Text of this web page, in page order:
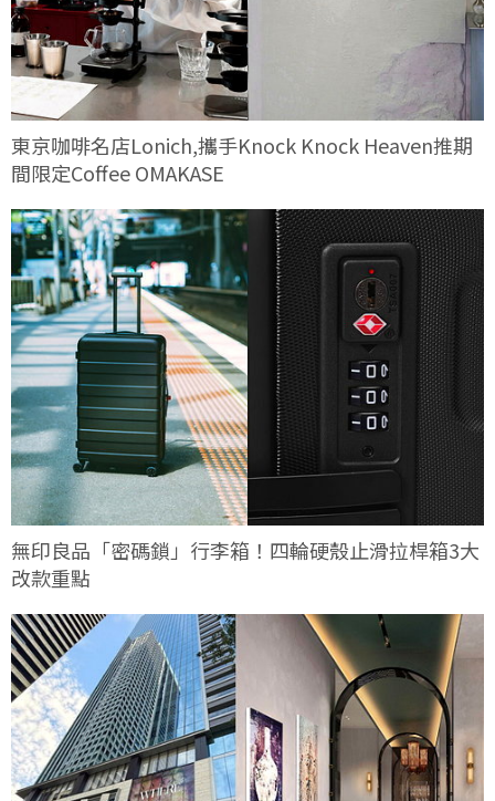
東京咖啡名店Lonich,攜手Knock Knock Heaven推期
間限定Coffee OMAKASE
無印良品「密碼鎖」行李箱！四輪硬殼止滑拉桿箱3大
改款重點